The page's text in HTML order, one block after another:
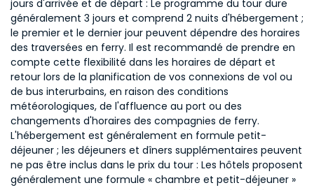
jours d'arrivée et de départ : Le programme du tour dure
généralement 3 jours et comprend 2 nuits d'hébergement ;
le premier et le dernier jour peuvent dépendre des horaires
des traversées en ferry. Il est recommandé de prendre en
compte cette flexibilité dans les horaires de départ et
retour lors de la planification de vos connexions de vol ou
de bus interurbains, en raison des conditions
météorologiques, de l'affluence au port ou des
changements d'horaires des compagnies de ferry.
L'hébergement est généralement en formule petit-
déjeuner ; les déjeuners et dîners supplémentaires peuvent
ne pas être inclus dans le prix du tour : Les hôtels proposent
généralement une formule « chambre et petit-déjeuner »